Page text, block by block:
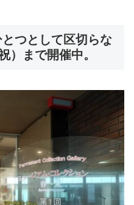
つとして区切らな
）まで開催中。